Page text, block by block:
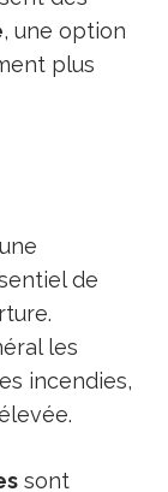
, une option
plus
de
les
incendies,
sont